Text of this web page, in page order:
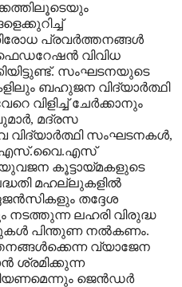
പ്രവർത്തനങ്ങൾ
വിവിധ
സംഘടനയുടെ
ബഹുജന വിദ്യാർത്ഥി
വിളിച്ച് ചേർക്കാനും
മദ്രസ
സംഘടനകൾ,
യുവജന കൂട്ടായ്മകളുടെ
മഹല്ലുകളിൽ
തദ്ദേശ
ലഹരി വിരുദ്ധ
പിന്തുണ നൽകണം.
വ്യാജേന
ശ്രമിക്കുന്ന
ജെൻഡർ